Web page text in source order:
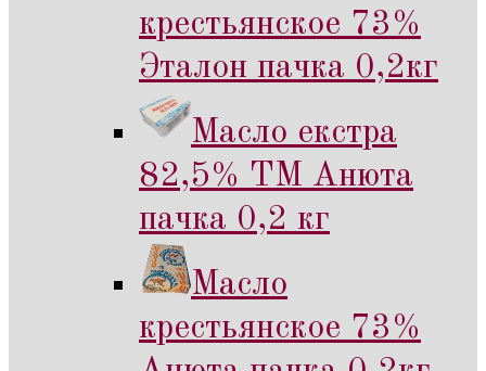
крестьянское 73%
Эталон пачка 0,2кг
Масло екстра
82,5% ТМ Анюта
пачка 0,2 кг
Масло
крестьянское 73%